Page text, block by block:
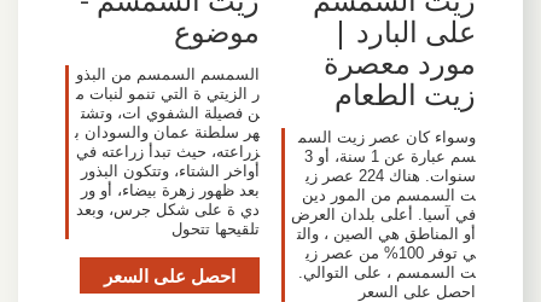
على البارد |
مورد معصرة
زيت الطعام
وسواء كان عصر زيت السم
سم عبارة عن 1 سنة، أو 3
سنوات. هناك 224 عصر زي
ت السمسم من المور دين
في آسيا. أعلى بلدان العرض
أو المناطق هي الصين ، والت
ي توفر 100% من عصر زي
ت السمسم ، على التوالي.
احصل على السعر
موضوع
السمسم السمسم من البذو
ر الزيتي ة التي تنمو لنبات م
ن فصيلة الشفوي ات، وتشت
هر سلطنة عمان والسودان ب
زراعته، حيث تبدأ زراعته في
أواخر الشتاء، وتتكون البذور
بعد ظهور زهرة بيضاء، أو ور
دي ة على شكل جرس، وبعد
تلقيحها تتحول
احصل على السعر